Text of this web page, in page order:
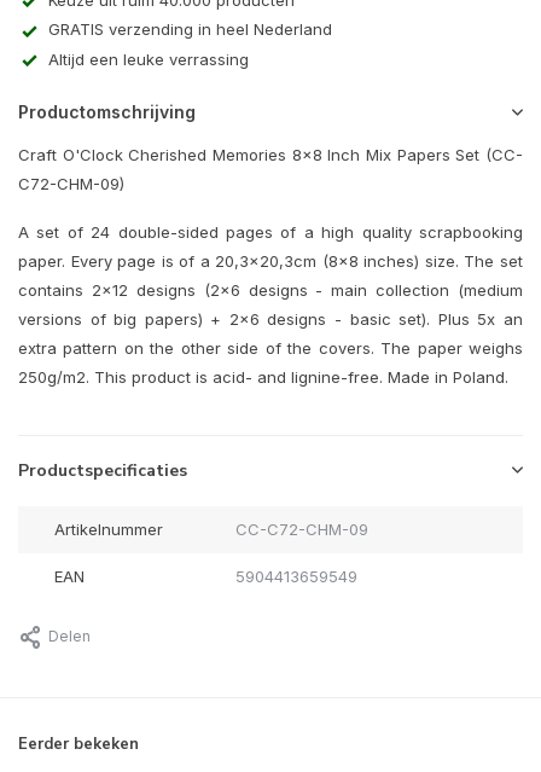
GRATIS verzending in heel Nederland
Altijd een leuke verrassing
Productomschrijving
Craft O'Clock Cherished Memories 8x8 Inch Mix Papers Set (CC-
C72-CHM-09)
A set of 24 double-sided pages of a high quality scrapbooking
paper. Every page is of a 20,3x20,3cm (8x8 inches) size. The set
contains 2x12 designs (2x6 designs - main collection (medium
versions of big papers) + 2x6 designs - basic set). Plus 5x an
extra pattern on the other side of the covers. The paper weighs
250g/m2. This product is acid- and lignine-free. Made in Poland.
Productspecificaties
Artikelnummer CC-C72-CHM-09
EAN 5904413659549
Delen
Eerder bekeken